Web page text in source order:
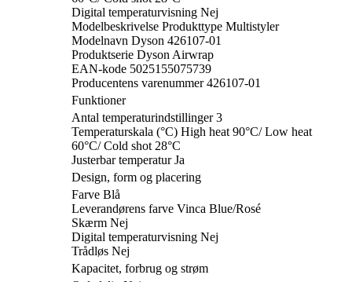
Digital temperaturvisning Nej
Modelbeskrivelse Produkttype Multistyler
Modelnavn Dyson 426107-01
Produktserie Dyson Airwrap
EAN-kode 5025155075739
Producentens varenummer 426107-01
Funktioner
Antal temperaturindstillinger 3
Temperaturskala (°C) High heat 90°C/ Low heat
60°C/ Cold shot 28°C
Justerbar temperatur Ja
Design, form og placering
Farve Blå
Leverandørens farve Vinca Blue/Rosé
Skærm Nej
Digital temperaturvisning Nej
Trådløs Nej
Kapacitet, forbrug og strøm